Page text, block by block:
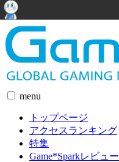
menu
トップページ
アクセスランキング
特集
Game*Sparkレビュー